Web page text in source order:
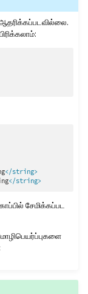
</string>
</string>
சேமிக்கப்பட